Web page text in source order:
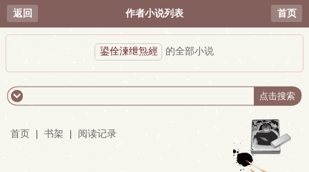
返回 作者小说列表 首页
鍙佺湅绁炰經 的全部小说
首页 书架 阅读记录